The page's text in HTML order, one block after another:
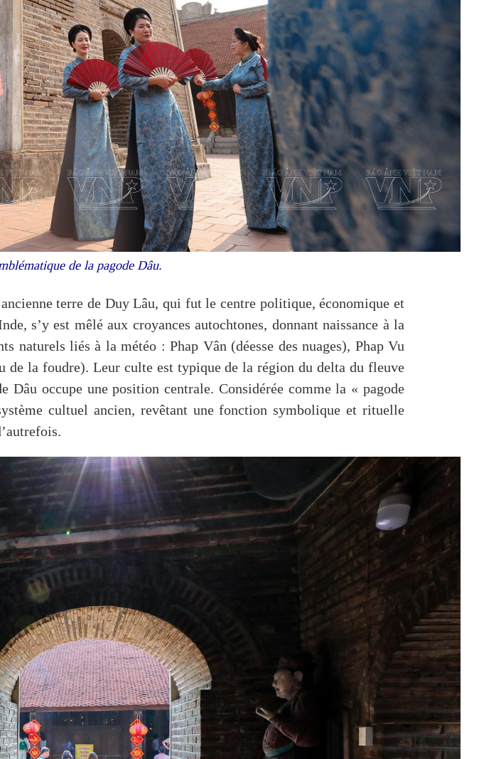
de la pagode Dâu.
terre de Duy Lâu, qui fut le centre politique, économique et
s’y est mêlé aux croyances autochtones, donnant naissance à la
naturels liés à la météo : Phap Vân (déesse des nuages), Phap Vu
de la foudre). Leur culte est typique de la région du delta du fleuve
Dâu occupe une position centrale. Considérée comme la « pagode
cultuel ancien, revêtant une fonction symbolique et rituelle